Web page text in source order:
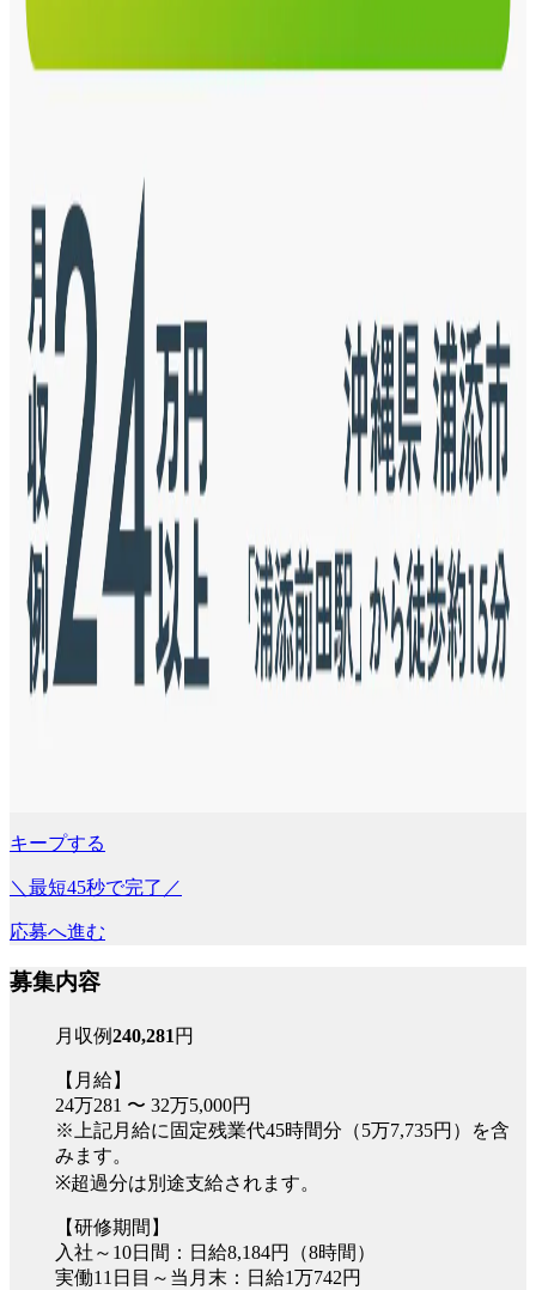
キープする
＼最短45秒で完了／
応募へ進む
募集内容
月収例240,281 円
【月給】
24万281 〜 32万5,000円
※上記月給に固定残業代45時間分（5万7,735円）を含
みます。
※超過分は別途支給されます。
【研修期間】
入社～10日間：日給8,184円（8時間）
実働11日目～当月末：日給1万742円